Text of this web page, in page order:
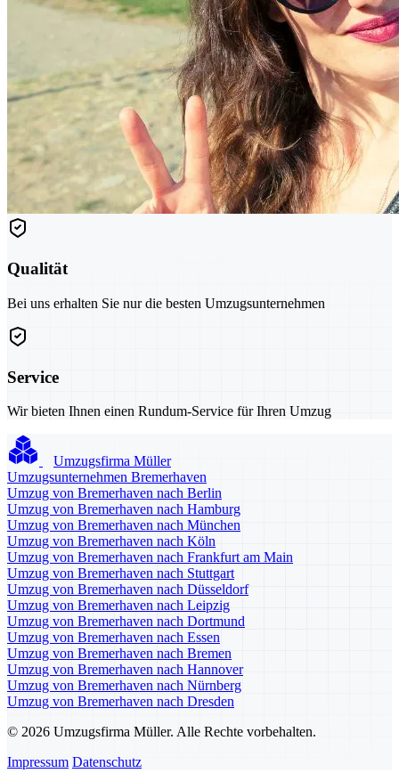
Qualität
Bei uns erhalten Sie nur die besten Umzugsunternehmen
Service
Wir bieten Ihnen einen Rundum-Service für Ihren Umzug
Umzugsfirma Müller
Umzugsunternehmen Bremerhaven
Umzug von Bremerhaven nach Berlin
Umzug von Bremerhaven nach Hamburg
Umzug von Bremerhaven nach München
Umzug von Bremerhaven nach Köln
Umzug von Bremerhaven nach Frankfurt am Main
Umzug von Bremerhaven nach Stuttgart
Umzug von Bremerhaven nach Düsseldorf
Umzug von Bremerhaven nach Leipzig
Umzug von Bremerhaven nach Dortmund
Umzug von Bremerhaven nach Essen
Umzug von Bremerhaven nach Bremen
Umzug von Bremerhaven nach Hannover
Umzug von Bremerhaven nach Nürnberg
Umzug von Bremerhaven nach Dresden
© 2026 Umzugsfirma Müller. Alle Rechte vorbehalten.
Impressum Datenschutz